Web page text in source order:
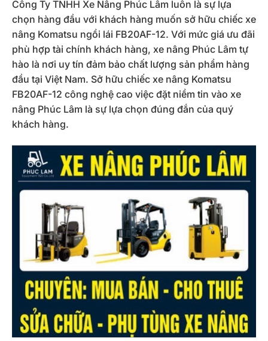
Công Ty TNHH Xe Nâng Phúc Lâm luôn là sự lựa
chọn hàng đầu với khách hàng muốn sở hữu chiếc xe
nâng Komatsu ngồi lái FB20AF-12. Với mức giá ưu đãi
phù hợp tài chính khách hàng, xe nâng Phúc Lâm tự
hào là nơi uy tín đảm bảo chất lượng sản phẩm hàng
đầu tại Việt Nam. Sở hữu chiếc xe nâng Komatsu
FB20AF-12 công nghệ cao việc đặt niềm tin vào xe
nâng Phúc Lâm là sự lựa chọn đúng đắn của quý
khách hàng.